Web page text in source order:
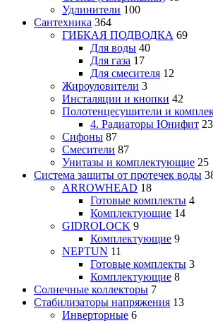
Удлинители 100
Сантехника 364
ГИБКАЯ ПОДВОДКА 69
Для воды 40
Для газа 17
Для смесителя 12
Жироуловители 3
Инсталяции и кнопки 42
Полотенцесушители и
4. Радиаторы Юнифит 23
Сифоны 87
Смесители 87
Унитазы и комплектующие 25
Система защиты от протечек воды
ARROWHEAD 18
Готовые комплекты 4
Комплектующие 14
GIDROLOCK 9
Комплектующие 9
NEPTUN 11
Готовые комплекты 3
Комплектующие 8
Солнечные коллекторы 7
Стабилизаторы напряжения 13
Инверторные 6